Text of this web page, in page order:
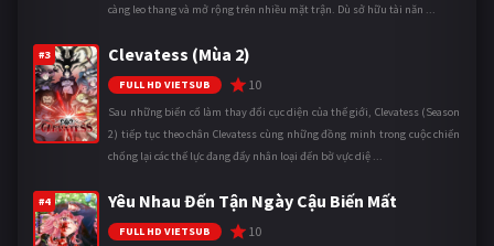
càng leo thang và mở rộng trên nhiều mặt trận. Dù sở hữu tài năn ...
#3 Clevatess (Mùa 2)
FULL HD VIETSUB 10
Sau những biến cố làm thay đổi cục diện của thế giới, Clevatess (Season
2) tiếp tục theo chân Clevatess cùng những đồng minh trong cuộc chiến
chống lại các thế lực đang đẩy nhân loại đến bờ vực diệ ...
#4 Yêu Nhau Đến Tận Ngày Cậu Biến Mất
FULL HD VIETSUB 10